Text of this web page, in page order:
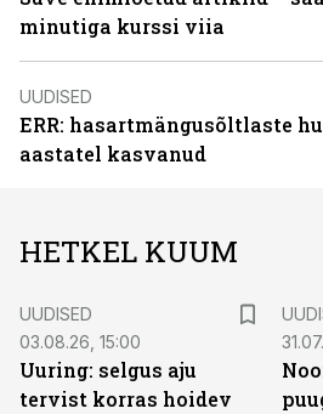
minutiga kurssi viia
UUDISED
ERR: hasartmängusõltlaste
aastatel kasvanud
HETKEL KUUM
UUDISED
03.08.26, 15:00
Uuring: selgus aju
tervist korras hoidev